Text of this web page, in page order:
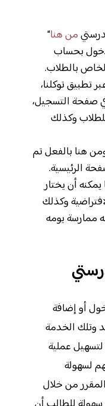
من هنا“
بحساب
بالطلاب.
تطبيق توكلنا،
صفحة التسجيل،
وكذلك
هنا بالفعل تم
الرئيسية.
أن يختار
وكذلك
ممارسة يومه
أو إضافة
وتلك الخدمة
عملية
لسهولة
من خلال